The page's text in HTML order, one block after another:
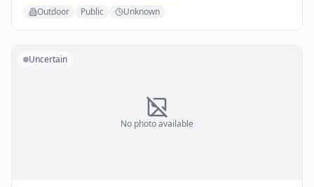
Outdoor Public Unknown
No photo available
Uncertain